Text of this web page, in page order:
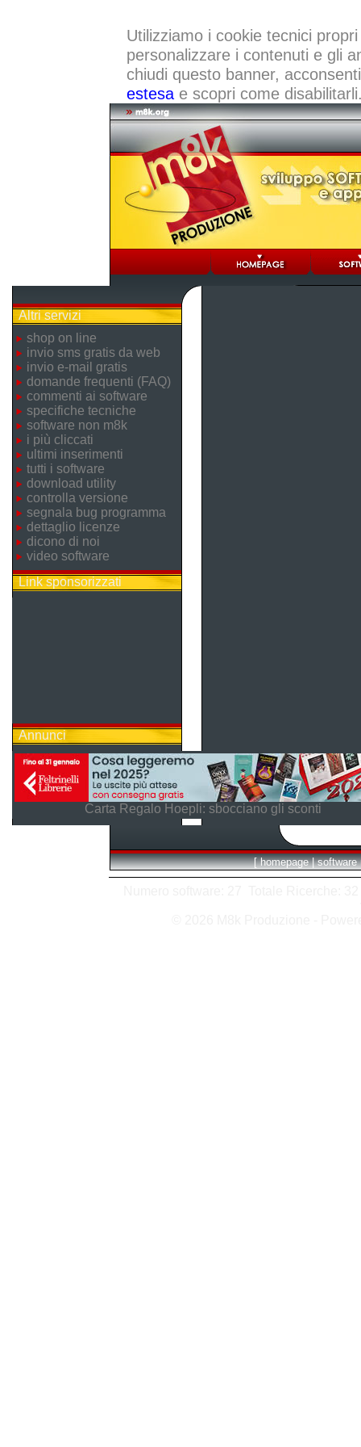
Utilizziamo i cookie tecnici
personalizzare i contenuti e gli
chiudi questo banner,
estesa e scopri come
Altri servizi
shop on line
invio sms gratis da web
invio e-mail gratis
domande frequenti (FAQ)
commenti ai software
specifiche tecniche
software non m8k
i più cliccati
ultimi inserimenti
tutti i software
download utility
controlla versione
segnala bug programma
dettaglio licenze
dicono di noi
video software
Link sponsorizzati
Annunci
Carta Regalo Hoepli: sbocciano gli sconti
[ homepage | software